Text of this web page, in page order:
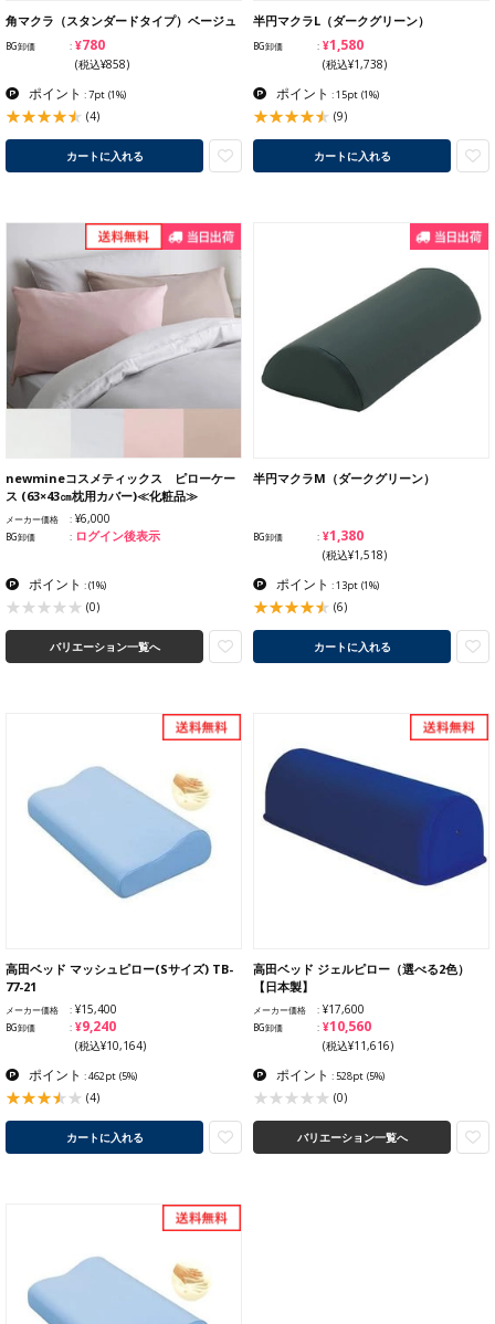
角マクラ（スタンダードタイプ）ベージュ
BG卸価 ¥780
(税込¥858)
ポイント : 7pt (1%)
(4)
カートに入れる
半円マクラL（ダークグリーン）
BG卸価 ¥1,580
(税込¥1,738)
ポイント : 15pt (1%)
(9)
カートに入れる
newmineコスメティックス ピローケー
ス (63×43㎝枕用カバー)≪化粧品≫
メーカー価格 ¥6,000
BG卸価 ログイン後表示
ポイント :(1%)
(0)
バリエーション一覧へ
半円マクラM（ダークグリーン）
BG卸価 ¥1,380
(税込¥1,518)
ポイント : 13pt (1%)
(6)
カートに入れる
高田ベッド マッシュピロー(Sサイズ) TB-
77-21
メーカー価格 ¥15,400
BG卸価 ¥9,240
(税込¥10,164)
ポイント : 462pt (5%)
(4)
カートに入れる
高田ベッド ジェルピロー（選べる2色）
【日本製】
メーカー価格 ¥17,600
BG卸価 ¥10,560
(税込¥11,616)
ポイント : 528pt (5%)
(0)
バリエーション一覧へ